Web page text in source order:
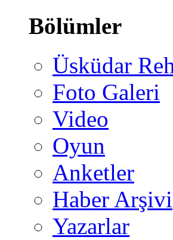
Bölümler
Üsküdar
Foto Galeri
Video
Oyun
Anketler
Haber Arşivi
Yazarlar